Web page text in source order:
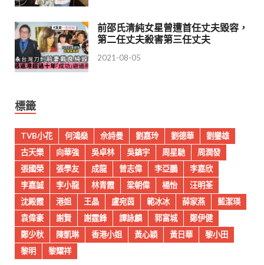
前邵氏清純女星曾遭首任丈夫毀容，
第二任丈夫殺害第三任丈夫
2021-08-05
標籤
TVB小花 何鴻燊 佘詩曼 劉嘉玲 劉德華
劉鑾雄
古天樂
向華強 吳卓林 吳鎮宇 周星馳
周潤發
張國榮
張學友 成龍 曾志偉 李亞鵬
李嘉欣
李嘉誠
李小龍 林青霞 梁朝偉 楊怡
汪明荃
沈殿霞
港姐 王晶 盧宛茵 範冰冰 薛家燕
藍潔瑛
袁偉豪
謝賢 謝霆鋒 譚詠麟 郭富城
鄭伊健
鄭少秋
陳凱琳 香港小姐 黃心穎 黃日華
黎小田
黎明
黎耀祥